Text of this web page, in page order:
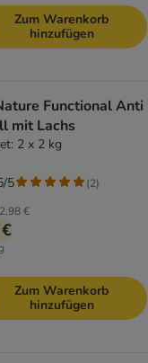
Zum Warenkorb
hinzufügen
Functional Anti
mit Lachs
2 x 2 kg
€
5 (2)
Zum Warenkorb
hinzufügen